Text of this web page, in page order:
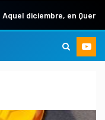
diciembre, en Querétaro